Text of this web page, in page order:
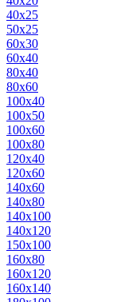
40х25
50х25
60х30
60х40
80х40
80х60
100х40
100х50
100х60
100х80
120х40
120х60
140х60
140х80
140х100
140х120
150х100
160х80
160х120
160х140